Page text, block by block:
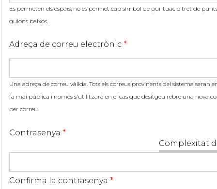
Es permeten els espais; no es permet cap símbol de puntuació tret de
guions baixos.
Adreça de correu electrònic *
Una adreça de correu vàlida. Tots els correus provinents del sistema seran
fa mai pública i només s'utilitzarà en el cas que desitgeu rebre una nova
per correu.
Complexitat
Contrasenya *
Confirma la contrasenya *